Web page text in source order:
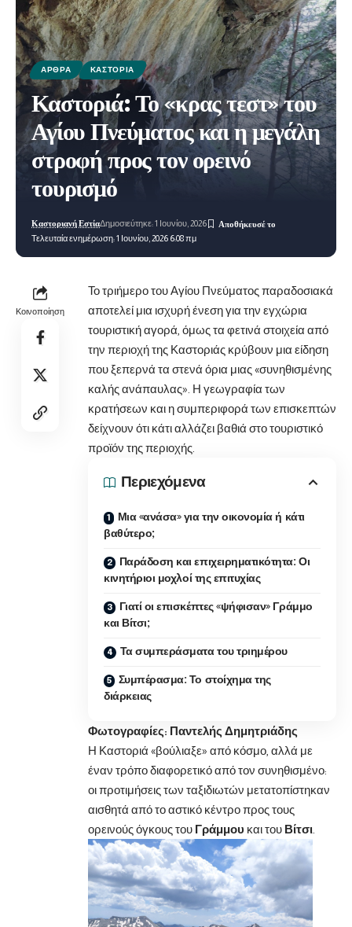
ΆΡΘΡΑ ΚΑΣΤΟΡΙΆ
Καστοριά: Το «κρας τεστ» του
Αγίου Πνεύματος και η μεγάλη
στροφή προς τον ορεινό
τουρισμό
Τελευταία ενημέρωση: 1 Ιουνίου, 2026 6:08 πμ
Καστοριανή ΕστίαΔημοσιεύτηκε: 1 Ιουνίου, 2026
Κοινοποίηση
Το τριήμερο του Αγίου Πνεύματος παραδοσιακά
αποτελεί μια ισχυρή ένεση για την εγχώρια
τουριστική αγορά, όμως τα φετινά στοιχεία από
την περιοχή της Καστοριάς κρύβουν μια είδηση
που ξεπερνά τα στενά όρια μιας «συνηθισμένης
καλής ανάπαυλας». Η γεωγραφία των
κρατήσεων και η συμπεριφορά των επισκεπτών
δείχνουν ότι κάτι αλλάζει βαθιά στο τουριστικό
προϊόν της περιοχής.
Περιεχόμενα
Μια «ανάσα» για την οικονομία ή κάτι
βαθύτερο;
Παράδοση και επιχειρηματικότητα: Οι
κινητήριοι μοχλοί της επιτυχίας
Γιατί οι επισκέπτες «ψήφισαν» Γράμμο
και Βίτσι;
Τα συμπεράσματα του τριημέρου
Συμπέρασμα: Το στοίχημα της
διάρκειας
Φωτογραφίες: Παντελής Δημητριάδης
Η Καστοριά «βούλιαξε» από κόσμο, αλλά με
έναν τρόπο διαφορετικό από τον συνηθισμένο:
οι προτιμήσεις των ταξιδιωτών μετατοπίστηκαν
αισθητά από το αστικό κέντρο προς τους
ορεινούς όγκους του Γράμμου και του Βίτσι